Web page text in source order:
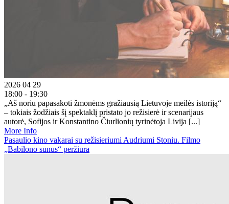
2026 04 29
18:00 - 19:30
„Aš noriu papasakoti žmonėms gražiausią Lietuvoje meilės istoriją“
– tokiais žodžiais šį spektaklį pristato jo režisierė ir scenarijaus
autorė, Sofijos ir Konstantino Čiurlionių tyrinėtoja Livija [...]
More Info
Pasaulio kino vakarai su režisieriumi Audriumi Stoniu. Filmo
„Babilono sūnus“ peržiūra